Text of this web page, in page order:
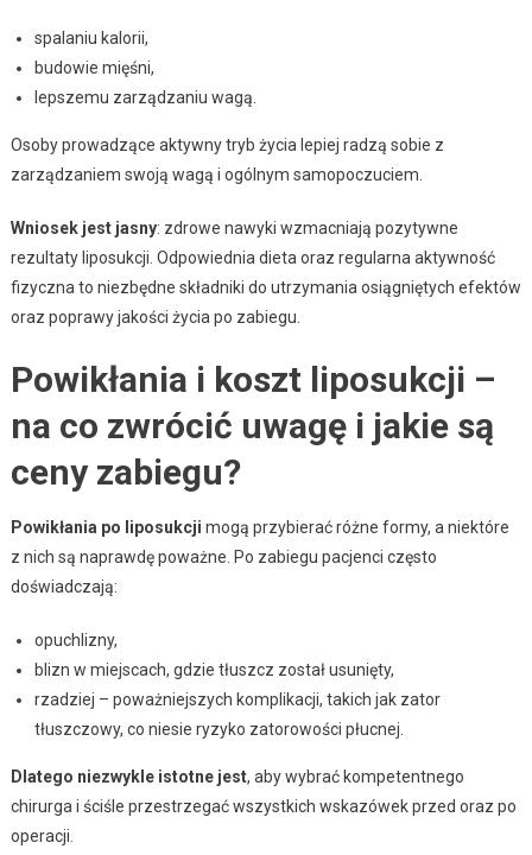
spalaniu kalorii,
budowie mięśni,
lepszemu zarządzaniu wagą.
Osoby prowadzące aktywny tryb życia lepiej radzą sobie z
zarządzaniem swoją wagą i ogólnym samopoczuciem.
Wniosek jest jasny: zdrowe nawyki wzmacniają pozytywne
rezultaty liposukcji. Odpowiednia dieta oraz regularna aktywność
fizyczna to niezbędne składniki do utrzymania osiągniętych efektów
oraz poprawy jakości życia po zabiegu.
Powikłania i koszt liposukcji –
na co zwrócić uwagę i jakie są
ceny zabiegu?
Powikłania po liposukcji mogą przybierać różne formy, a niektóre
z nich są naprawdę poważne. Po zabiegu pacjenci często
doświadczają:
opuchlizny,
blizn w miejscach, gdzie tłuszcz został usunięty,
rzadziej – poważniejszych komplikacji, takich jak zator
tłuszczowy, co niesie ryzyko zatorowości płucnej.
Dlatego niezwykle istotne jest, aby wybrać kompetentnego
chirurga i ściśle przestrzegać wszystkich wskazówek przed oraz po
operacji.